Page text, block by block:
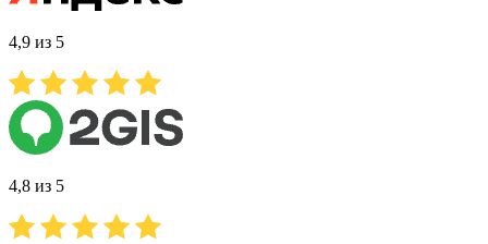
4,9 из 5
4,8 из 5